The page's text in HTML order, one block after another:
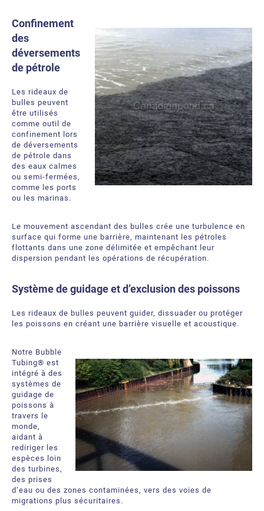
Confinement
des
déversements
de pétrole
Les rideaux de
bulles peuvent
être utilisés
comme outil de
confinement lors
de déversements
de pétrole dans
des eaux calmes
ou semi-fermées,
comme les ports
ou les marinas.
Le mouvement ascendant des bulles crée une turbulence en
surface qui forme une barrière, maintenant les pétroles
flottants dans une zone délimitée et empêchant leur
dispersion pendant les opérations de récupération.
Système de guidage etd’exclusion des poissons
Les rideaux de bulles peuvent guider, dissuader ou protéger
les poissons en créant une barrière visuelle et acoustique.
Notre Bubble
Tubing® est
intégré à des
systèmes de
guidage de
poissons à
travers le
monde,
aidant à
rediriger les
espèces loin
des turbines,
des prises
d’eau ou des zones contaminées, vers des voies de
migrations plus sécuritaires.